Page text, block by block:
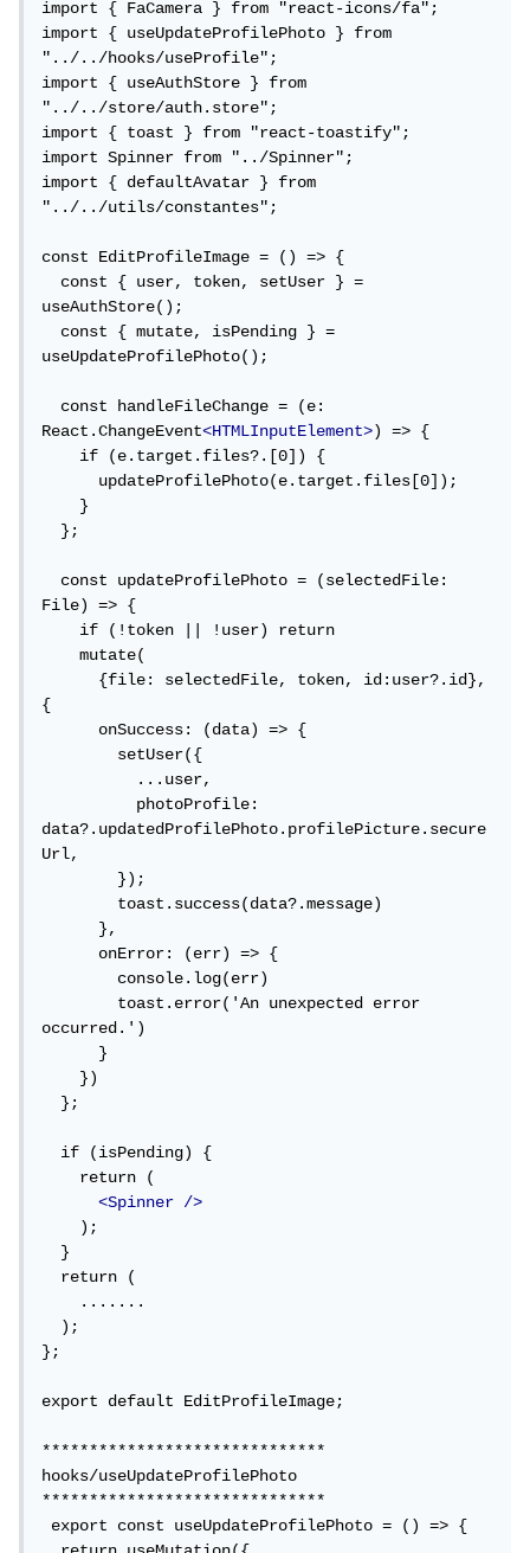
import { FaCamera } from "react-icons/fa";
import { useUpdateProfilePhoto } from
"../../hooks/useProfile";
import { useAuthStore } from
"../../store/auth.store";
import { toast } from "react-toastify";
import Spinner from "../Spinner";
import { defaultAvatar } from
"../../utils/constantes";
const EditProfileImage = () => {
  const { user, token, setUser } =
useAuthStore();
  const { mutate, isPending } =
useUpdateProfilePhoto();
  const handleFileChange = (e:
React.ChangeEvent<HTMLInputElement>) => {
    if (e.target.files?.[0]) {
      updateProfilePhoto(e.target.files[0]);
    }
  };
  const updateProfilePhoto = (selectedFile:
File) => {
    if (!token || !user) return
    mutate(
      {file: selectedFile, token, id:user?.id},
{
      onSuccess: (data) => {
        setUser({
          ...user,
          photoProfile:
data?.updatedProfilePhoto.profilePicture.secure
Url,
        });
        toast.success(data?.message)
      },
      onError: (err) => {
        console.log(err)
        toast.error('An unexpected error
occurred.')
      }
    })
  };
  if (isPending) {
    return (
<Spinner
/>
    );
  }
  return (
    .......
  );
};
export default EditProfileImage;
******************************
hooks/useUpdateProfilePhoto
******************************
export const useUpdateProfilePhoto = () => {